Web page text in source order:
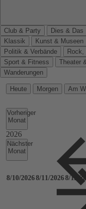
Club & Party Dies & Das
Klassik
Kunst & Museen
Politik & Verbände
Sport & Fitness
Theater
Wanderungen
Heute Morgen Am
Vorheriger
Monat
Nächster
Monat